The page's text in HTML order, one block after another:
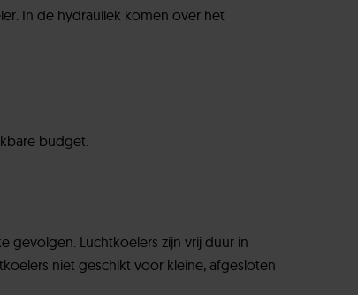
In de hydrauliek komen over het
budget.
gevolgen. Luchtkoelers zijn vrij duur in
niet geschikt voor kleine, afgesloten